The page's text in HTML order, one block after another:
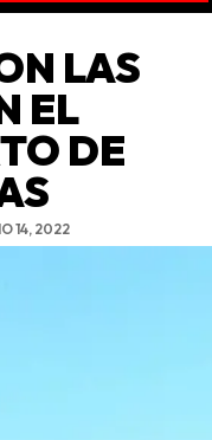
LAS
EL
DE
14, 2022